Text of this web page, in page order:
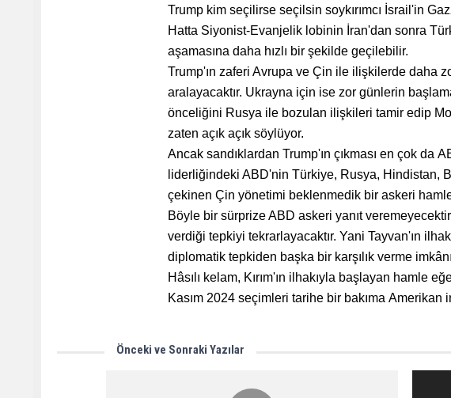
Trump kim seçilirse seçilsin soykırımcı İsrail'in
Hatta Siyonist-Evanjelik lobinin İran'dan sonra
aşamasına daha hızlı bir şekilde geçilebilir.
Trump'ın zaferi Avrupa ve Çin ile ilişkilerde daha
aralayacaktır. Ukrayna için ise zor günlerin
önceliğini Rusya ile bozulan ilişkileri tamir edip
zaten açık açık söylüyor.
Ancak sandıklardan Trump'ın çıkması en çok da
liderliğindeki ABD'nin Türkiye, Rusya, Hindistan,
çekinen Çin yönetimi beklenmedik bir askeri
Böyle bir sürprize ABD askeri yanıt
verdiği tepkiyi tekrarlayacaktır. Yani Tayvan'ın
diplomatik tepkiden başka bir karşılık verme
Hâsılı kelam, Kırım'ın ilhakıyla başlayan hamle
Kasım 2024 seçimleri tarihe bir bakıma
Önceki ve Sonraki Yazılar